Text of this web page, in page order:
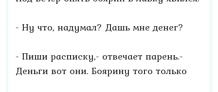
- Ну что, надумал? Дашь мне денег?
- Пиши расписку,- отвечает парень.-
Деньги вот они. Боярину того только